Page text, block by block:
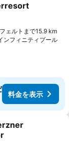
加
ェルトまで15.9 km
ンフィニティプール
料金を表示
加